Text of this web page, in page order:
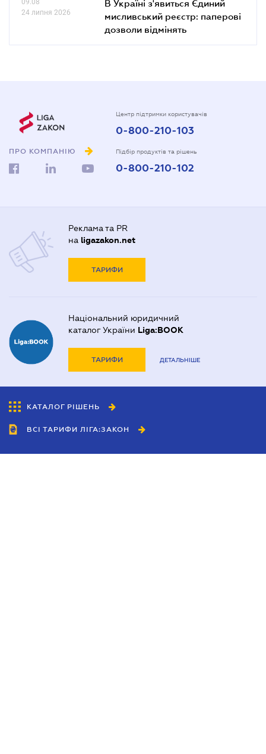
24 липня 2026
В Україні з'явиться Єдиний
мисливський реєстр: паперові
дозволи відмінять
ПРО КОМПАНІЮ
Центр підтримки користувачів
0-800-210-103
Підбір продуктів та рішень
0-800-210-102
Реклама та PR
на ligazakon.net
ТАРИФИ
Національний юридичний
каталог України Liga:BOOK
ТАРИФИ ДЕТАЛЬНІШЕ
КАТАЛОГ РІШЕНЬ
ВСІ ТАРИФИ ЛІГА:ЗАКОН